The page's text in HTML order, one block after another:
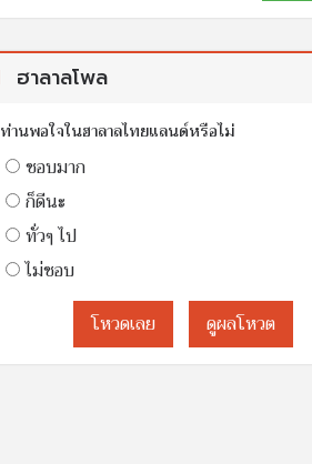
ฮาลาลโพล
ท่านพอใจในฮาลาลไทยแลนด์หรือไม่
ชอบมาก
ก็ดีนะ
ทั่วๆ ไป
ไม่ชอบ
โหวดเลย
ดูผลโหวต